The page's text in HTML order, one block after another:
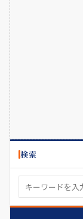
検索